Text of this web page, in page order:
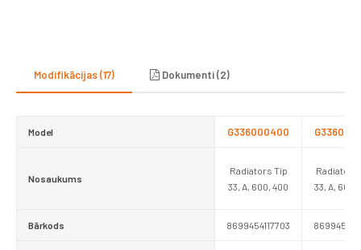
Modifikācijas (17) Dokumenti (2)
Model G336000400
Nosaukums
Radiators Tip
33, A, 600, 400
Radiators
33, A, 600,
Bārkods 8699454117703